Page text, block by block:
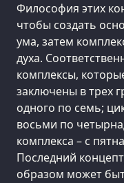
Философия этих
чтобы создать
ума, затем
духа.
комплексы,
заключены в трех
одного по семь;
восьми по
комплекса – с
Последний
образом может